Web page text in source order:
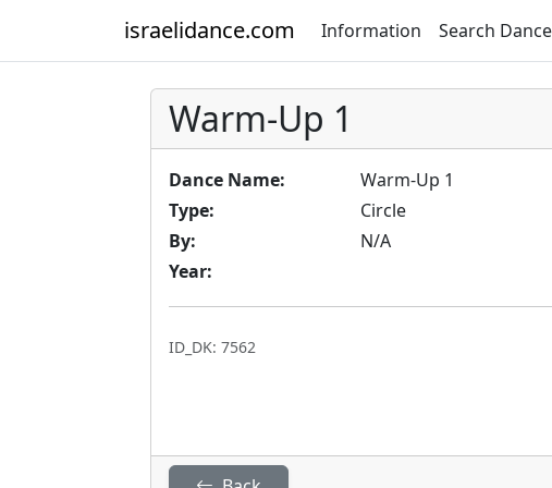
israelidance.com Information Search
Warm-Up 1
Dance Name:
Warm-Up 1
Type:
Circle
By:
N/A
Year:
ID_DK: 7562